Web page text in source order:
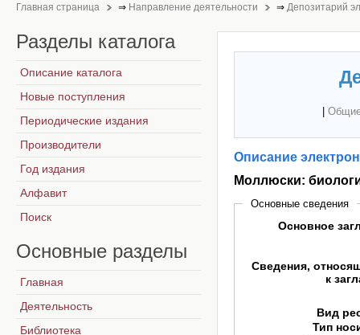
Главная страница ⇒ Направление деятельности ⇒ Депозитарий
Описание
Моллюски:
Основные сведения
Основное
Сведения,
к
Вид
Тип
Разделы каталога
Описание каталога
Новые поступления
Периодические издания
Производители
Год издания
Алфавит
Поиск
Основные разделы
Главная
Деятельность
Библиотека